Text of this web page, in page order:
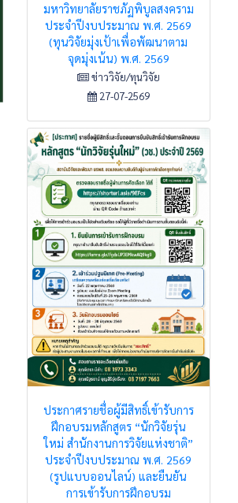
มหาวิทยาลัยราชภัฏพิบูลสงคราม
ประจำปีงบประมาณ พ.ศ. 2569
(ทุนวิจัยมุ่งเป้าเพื่อพัฒนาตาม
จุดมุ่งเน้น) พ.ศ. 2569
ข่าววิจัย/ทุนวิจัย
27-07-2569
ประกาศรายชื่อผู้มีสิทธิ์เข้ารับการ
ฝึกอบรมหลักสูตร “นักวิจัยรุ่น
ใหม่ สำนักงานการวิจัยแห่งชาติ”
ประจำปีงบประมาณ พ.ศ. 2569
(รูปแบบออนไลน์) และยืนยัน
การเข้ารับการฝึกอบรม